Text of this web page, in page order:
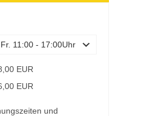
11:00 - 17:00Uhr
EUR
EUR
und